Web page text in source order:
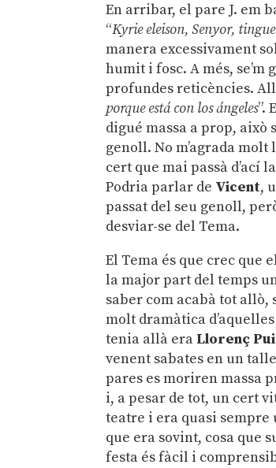
En arribar, el pare J. em
“Kyrie eleison, Senyor,
manera excessivament
humit i fosc. A més, se’m
profundes reticències.
porque está con los ángeles”.
digué massa a prop, això
genoll. No m’agrada
cert que mai passà d’ací
Podria parlar de Vicent,
passat del seu genoll,
desviar-se del Tema.
El Tema és que crec que
la major part del temps
saber com acabà tot
molt dramàtica
tenia allà era Llorenç
venent sabates en un
pares es moriren massa
i, a pesar de tot, un cert
teatre i era quasi sempre
que era sovint, cosa que
festa és fàcil i